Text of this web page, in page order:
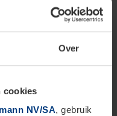
Over
cookies
NV/SA, gebruik